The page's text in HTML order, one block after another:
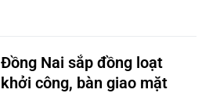
Đồng Nai sắp đồng loạt
khởi công, bàn giao mặt